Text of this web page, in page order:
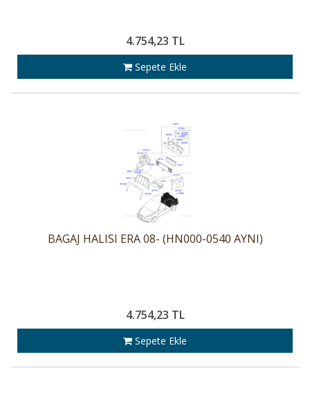
4.754,23 TL
Sepete Ekle
BAGAJ HALISI ERA 08- (HN000-0540 AYNI)
4.754,23 TL
Sepete Ekle